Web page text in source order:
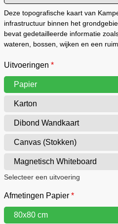
Deze topografische kaart van
infrastructuur binnen het
bevat gedetailleerde informatie
wateren, bossen, wijken en een
Uitvoeringen *
Papier
Karton
Dibond Wandkaart
Canvas (Stokken)
Magnetisch Whiteboard
Selecteer een uitvoering
Afmetingen Papier *
80x80 cm